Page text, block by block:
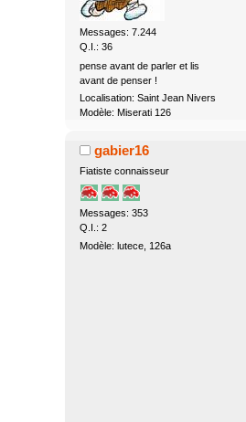
Messages: 7.244
Q.I.: 36
pense avant de parler et lis
avant de penser !
Localisation: Saint Jean Nivers
Modèle: Miserati 126
gabier16
Fiatiste connaisseur
Messages: 353
Q.I.: 2
Modèle: lutece, 126a